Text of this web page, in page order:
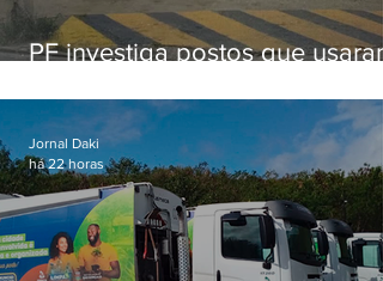
PF investiga postos que usaram
secretário morto em 2020
Jornal Daki
há 22 horas